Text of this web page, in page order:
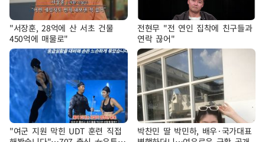
"서장훈, 28억에 산 서초 건물
450억에 매물로"
전현무 "전 연인 집착에 친구들과
연락 끊어"
"여군 지원 막힌 UDT 훈련 직접
박찬민 딸 박민하, 배우·국가대표